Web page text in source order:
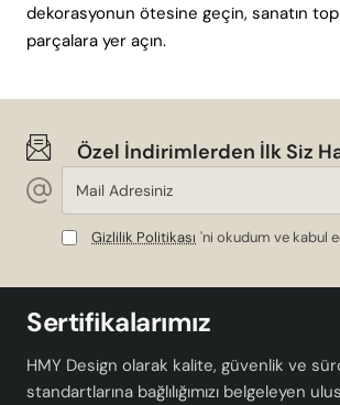
dekorasyonun ötesine geçin, sanatın
parçalara yer açın.
Özel İndirimlerden İlk Siz
Mail
Adresiniz
Gizlilik Politikası 'ni okudum ve kabul
Sertifikalarımız
HMY Design olarak kalite, güvenlik ve
standartlarına bağlılığımızı belgeleyen